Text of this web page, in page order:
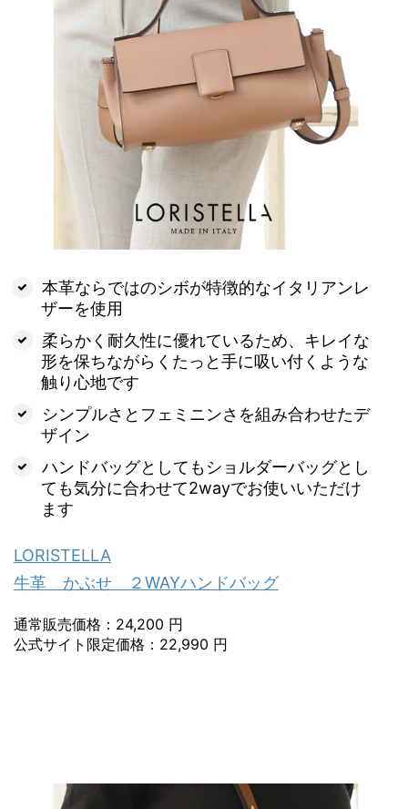
本革ならではのシボが特徴的なイタリアンレ
ザーを使用
柔らかく耐久性に優れているため、キレイな
形を保ちながらくたっと手に吸い付くような
触り心地です
シンプルさとフェミニンさを組み合わせたデ
ザイン
ハンドバッグとしてもショルダーバッグとし
ても気分に合わせて2wayでお使いいただけ
ます
LORISTELLA
牛革 かぶせ ２WAYハンドバッグ
通常販売価格：24,200 円
公式サイト限定価格：22,990 円